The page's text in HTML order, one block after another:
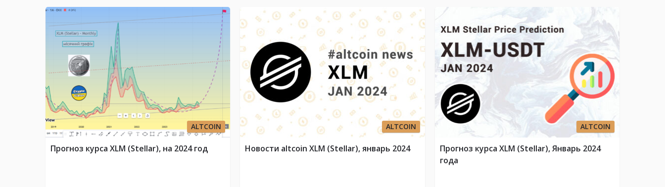
ALTCOIN
Прогноз курса XLM (Stellar), на 2024 год
ALTCOIN
Новости altcoin XLM (Stellar), январь 2024
ALTCOIN
Прогноз курса XLM (Stellar), Январь 2024
года